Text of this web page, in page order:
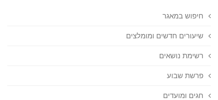
חיפוש במאגר
שיעורים חדשים ומומלצים
רשימת נושאים
פרשת שבוע
חגים ומועדים